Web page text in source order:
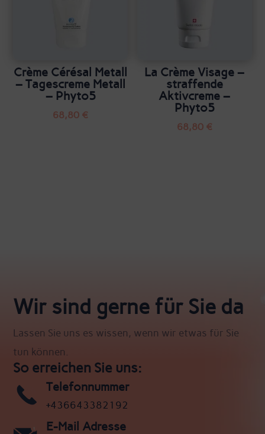
Crème Cérésal Metall
– Tagescreme Metall
– Phyto5
68,80 €
La Crème Visage –
straffende
Aktivcreme –
Phyto5
68,80 €
Wir sind gerne für Sie da
Lassen Sie uns es wissen, wenn wir etwas für Sie
tun können.
So erreichen Sie uns:
Telefonnummer
+436643382192
E-Mail Adresse